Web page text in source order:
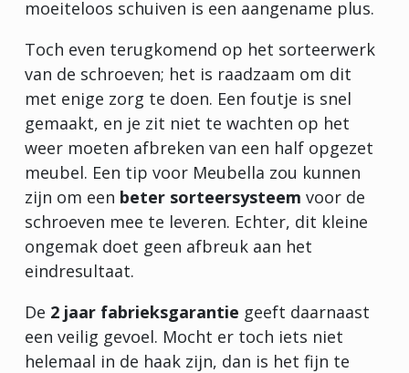
moeiteloos schuiven is een aangename plus.
Toch even terugkomend op het sorteerwerk
van de schroeven; het is raadzaam om dit
met enige zorg te doen. Een foutje is snel
gemaakt, en je zit niet te wachten op het
weer moeten afbreken van een half opgezet
meubel. Een tip voor Meubella zou kunnen
zijn om een beter sorteersysteem voor de
schroeven mee te leveren. Echter, dit kleine
ongemak doet geen afbreuk aan het
eindresultaat.
De 2 jaar fabrieksgarantie geeft daarnaast
een veilig gevoel. Mocht er toch iets niet
helemaal in de haak zijn, dan is het fijn te